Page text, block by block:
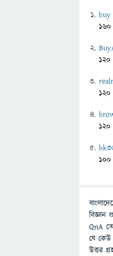
160
120
120
120
100
বিজ্ঞান
QnA
যে কেউ
উত্তর